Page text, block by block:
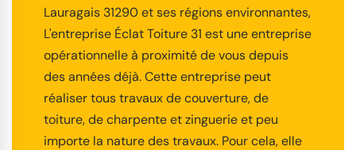
Lauragais 31290 et ses régions environnantes,
L'entreprise Éclat Toiture 31 est une entreprise
opérationnelle à proximité de vous depuis
des années déjà. Cette entreprise peut
réaliser tous travaux de couverture, de
toiture, de charpente et zinguerie et peu
importe la nature des travaux. Pour cela, elle